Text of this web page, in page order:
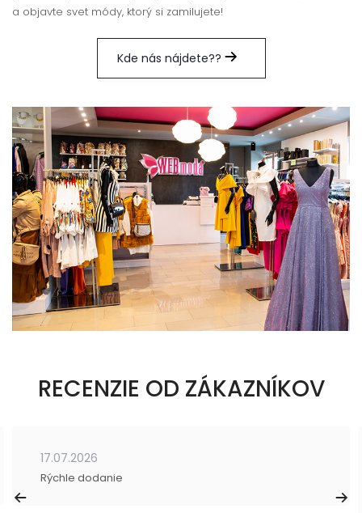
a objavte svet módy, ktorý si zamilujete!
Kde nás nájdete??
RECENZIE OD ZÁKAZNÍKOV
17.07.2026
Rýchle dodanie